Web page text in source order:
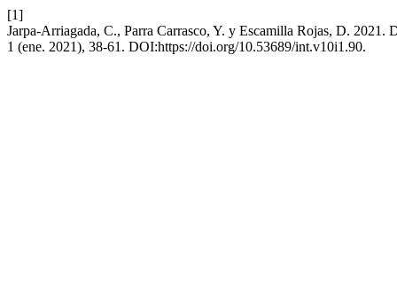
[1]
Jarpa-Arriagada, C., Parra Carrasco, Y. y Escamilla Rojas, D.
1 (ene. 2021), 38-61. DOI:https://doi.org/10.53689/int.v10i1.90.